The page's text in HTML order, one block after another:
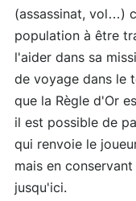
(assassinat, vol…)
population à être
l'aider dans sa
de voyage dans le
que la Règle d'Or
il est possible de
qui renvoie le
mais en
jusqu'ici.